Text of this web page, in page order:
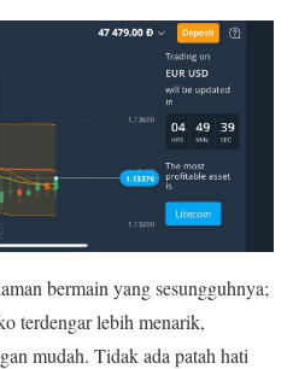
bermain yang sesungguhnya;
terdengar lebih menarik,
mudah. Tidak ada patah hati